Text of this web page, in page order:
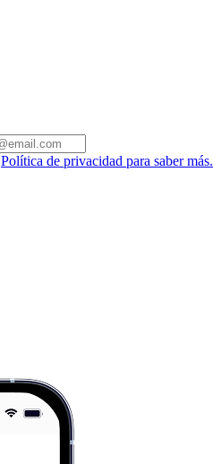
Política de privacidad para saber más.